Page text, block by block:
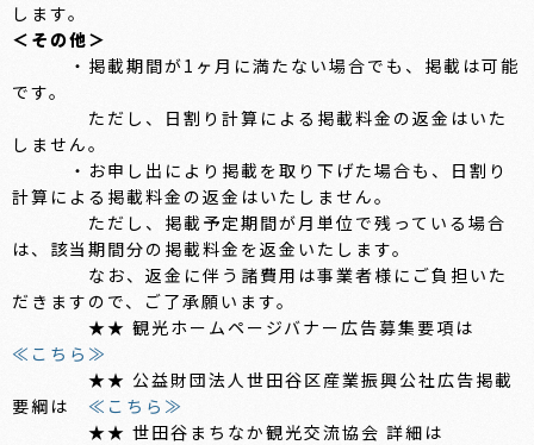
します。
＜その他＞
・掲載期間が1ヶ月に満たない場合でも、掲載は可能
です。
ただし、日割り計算による掲載料金の返金はいた
しません。
・お申し出により掲載を取り下げた場合も、日割り
計算による掲載料金の返金はいたしません。
ただし、掲載予定期間が月単位で残っている場合
は、該当期間分の掲載料金を返金いたします。
なお、返金に伴う諸費用は事業者様にご負担いた
だきますので、ご了承願います。
★★ 観光ホームページバナー広告募集要項は
≪こちら≫
★★ 公益財団法人世田谷区産業振興公社広告掲載
要綱は ≪こちら≫
★★ 世田谷まちなか観光交流協会 詳細は